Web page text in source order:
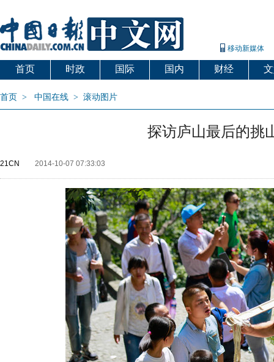
移动新媒体
首页 时政 国际 国内 财经
首页 > 中国在线 > 滚动图片
探访庐山最后的挑
21CN 2014-10-07 07:33:03